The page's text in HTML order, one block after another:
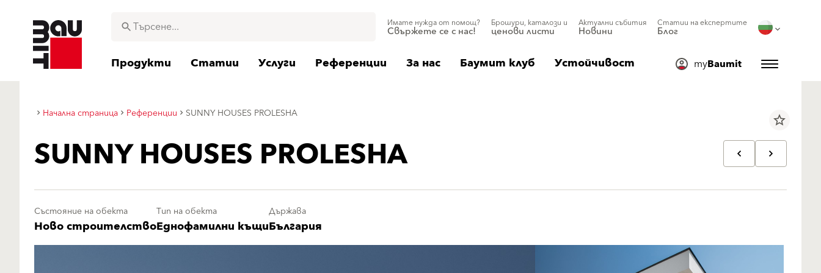
Имате нужда от помощ?
Свържете се с нас!
Брошури, каталози и
ценови листи
Актуални събития
Новини
Статии на експертите
Блог
Продукти Статии Услуги Референции За нас Баумит клуб Устойчивост myBaumit
Начална страница Референции SUNNY HOUSES PROLESHA star_border
SUNNY HOUSES PROLESHA
Състояние на обекта
Ново строителство
Тип на обекта
Еднофамилни къщи
Държава
България